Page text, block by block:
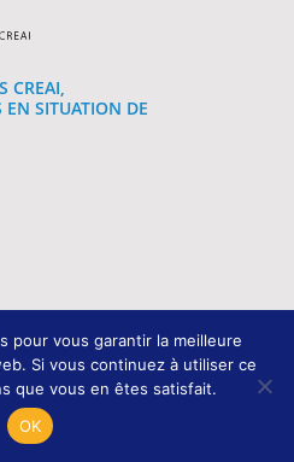
CREAI,
EN SITUATION DE
: Kissagram Design
pour vous garantir la meilleure
Si vous continuez à utiliser ce
que vous en êtes satisfait.
OK